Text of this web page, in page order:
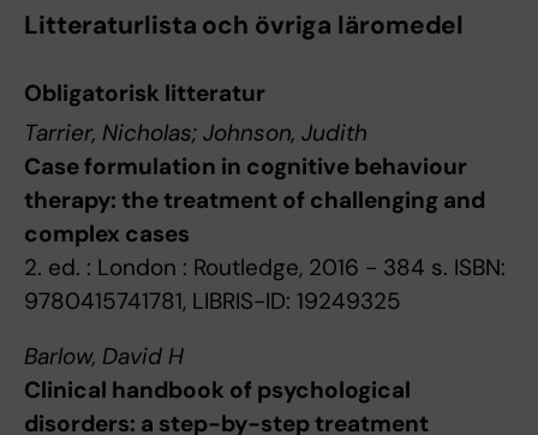
Litteraturlista och övriga läromedel
Obligatorisk litteratur
Tarrier, Nicholas; Johnson, Judith
Case formulation in cognitive behaviour
therapy: the treatment of challenging and
complex cases
2. ed. : London : Routledge, 2016 - 384 s. ISBN:
9780415741781, LIBRIS-ID: 19249325
Barlow, David H
Clinical handbook of psychological
disorders: a step-by-step treatment